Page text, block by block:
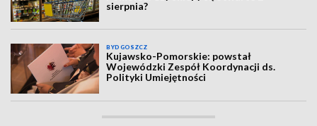
sierpnia?
BYDGOSZCZ
Kujawsko-Pomorskie: powstał
Wojewódzki Zespół Koordynacji ds.
Polityki Umiejętności